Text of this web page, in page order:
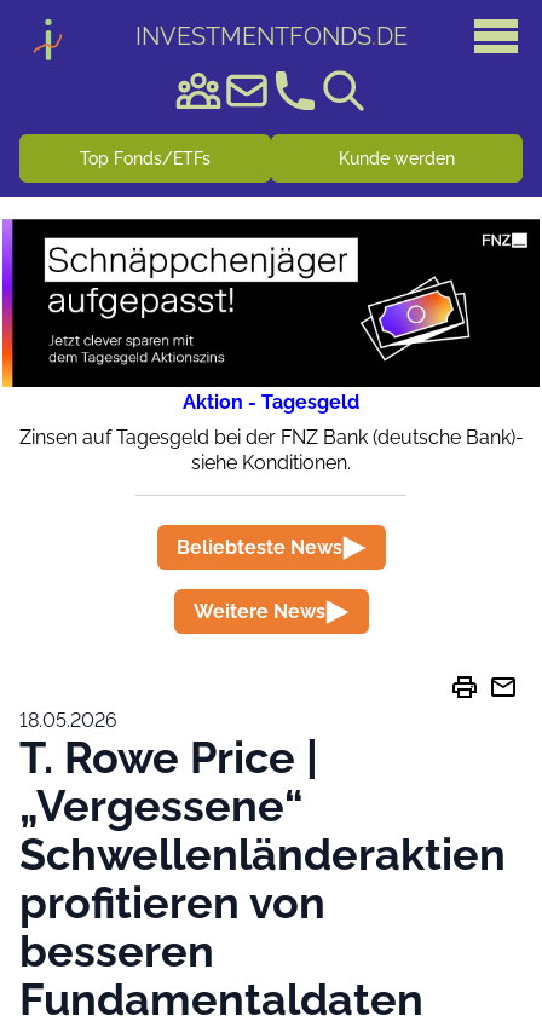
INVESTMENTFONDS.DE
Top Fonds/ETFs Kunde werden
Aktion - Tagesgeld
Zinsen auf Tagesgeld bei der FNZ Bank (deutsche Bank)-
siehe Konditionen.
Beliebteste News
Weitere News
print mail
18.05.2026
T. Rowe Price |
„Vergessene“
Schwellenländeraktien
profitieren von
besseren
Fundamentaldaten